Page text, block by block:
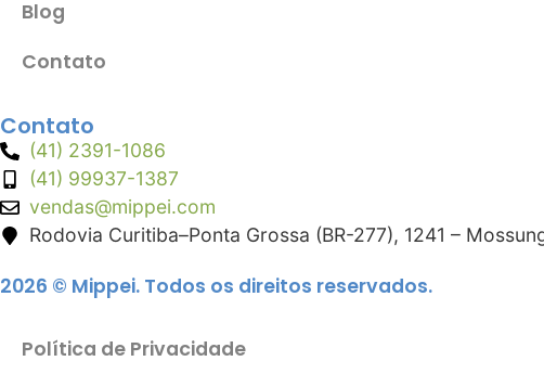
Blog
Contato
Contato
(41) 2391-1086
(41) 99937-1387
vendas@mippei.com
Rodovia Curitiba–Ponta Grossa (BR-277), 1241 –
2026 © Mippei. Todos os direitos reservados.
Política de Privacidade